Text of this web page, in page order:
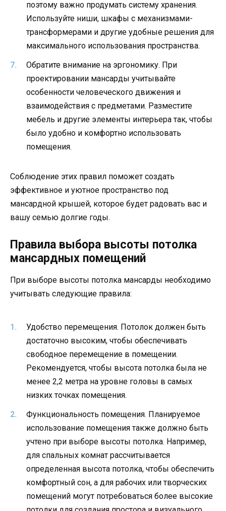
поэтому важно продумать систему хранения.
Используйте ниши, шкафы с механизмами-
трансформерами и другие удобные решения для
максимального использования пространства.
Обратите внимание на эргономику. При
проектировании мансарды учитывайте
особенности человеческого движения и
взаимодействия с предметами. Разместите
мебель и другие элементы интерьера так, чтобы
было удобно и комфортно использовать
помещения.
Соблюдение этих правил поможет создать
эффективное и уютное пространство под
мансардной крышей, которое будет радовать вас и
вашу семью долгие годы.
Правила выбора высоты потолка
мансардных помещений
При выборе высоты потолка мансарды необходимо
учитывать следующие правила:
Удобство перемещения. Потолок должен быть
достаточно высоким, чтобы обеспечивать
свободное перемещение в помещении.
Рекомендуется, чтобы высота потолка была не
менее 2,2 метра на уровне головы в самых
низких точках помещения.
Функциональность помещения. Планируемое
использование помещения также должно быть
учтено при выборе высоты потолка. Например,
для спальных комнат рассчитывается
определенная высота потолка, чтобы обеспечить
комфортный сон, а для рабочих или творческих
помещений могут потребоваться более высокие